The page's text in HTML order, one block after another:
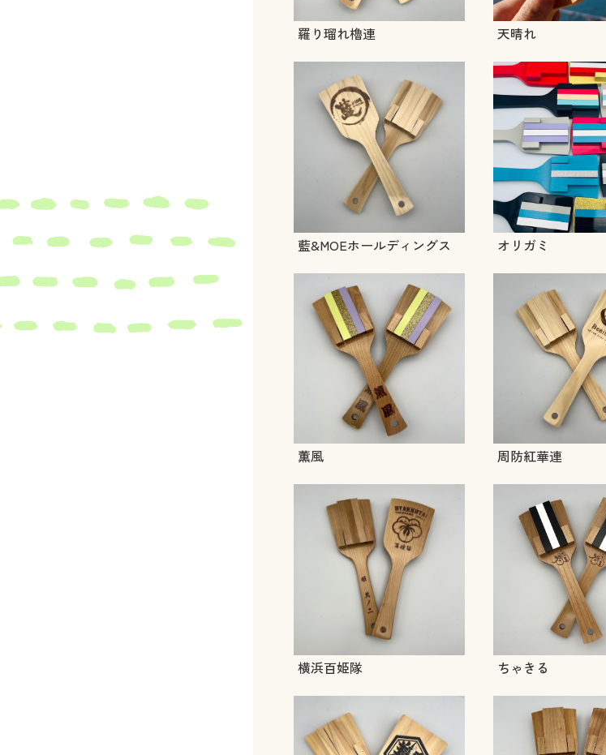
羅り瑠れ櫓連 天晴れ
藍&MOEホールディングス オリガミ
薫風 周防紅華連
横浜百姫隊 ちゃきる